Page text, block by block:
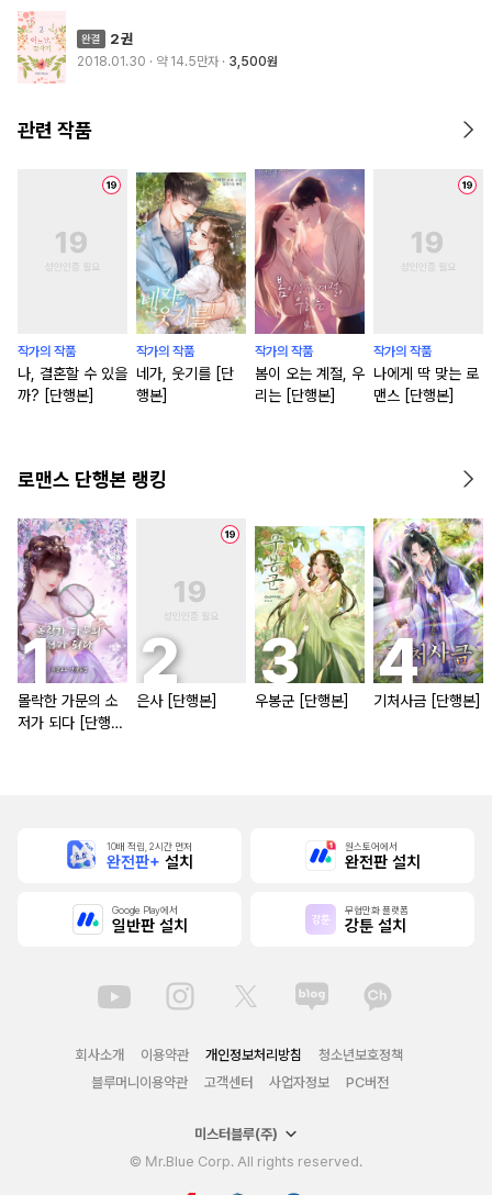
2권
2018.01.30 · 약 14.5만자 3,500원
관련 작품
작가의 작품
나, 결혼할 수 있을
까? [단행본]
작가의 작품
네가, 웃기를 [단
행본]
작가의 작품
봄이 오는 계절, 우
리는 [단행본]
작가의 작품
나에게 딱 맞는 로
맨스 [단행본]
로맨스 단행본 랭킹
몰락한 가문의 소
저가 되다 [단행
은사 [단행본] 우봉군 [단행본] 기처사금 [단행본]
10배 적립, 2시간 먼저
완전판+ 설치
원스토어에서
완전판 설치
Google Play에서
일반판 설치
무협만화 플랫폼
강툰 설치
회사소개 이용약관 개인정보처리방침
청소년보호정책
블루머니이용약관
고객센터 사업자정보 PC버전
미스터블루(주)
© Mr.Blue Corp. All rights reserved.